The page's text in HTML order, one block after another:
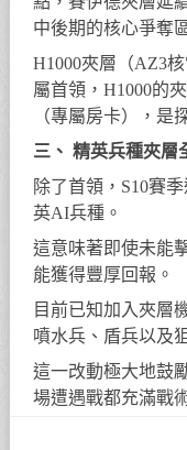
中後期的核心爭奪
H1000夾層（AZ3
屬首領，H1000的
（專屬房卡），是
三、 精英兵種夾層
除了首領，S10賽
英AI兵種。
這意味著即使未能
能獲得豐厚回報。
目前已知加入夾層
噴水兵、盾兵以及
這一改動極大地鼓
場遭遇戰都充滿戰